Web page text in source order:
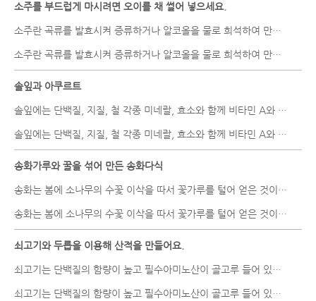
소주를 부드럽게 마시려면 오이를 채 썰어 넣으세요.
소주란 곡류를 발효시켜 증류하거나 알코올을 물로 희석하여 만든 술을..
소주란 곡류를 발효시켜 증류하거나 알코올을 물로 희석하여 만든 술을..
솔잎과 아쿠르트
솔잎에는 단백질, 지질, 철 각종 미네랄, 효소와 함께 비타민 A와 K, C..
솔잎에는 단백질, 지질, 철 각종 미네랄, 효소와 함께 비타민 A와 K, C..
송화가루와 꿀을 섞어 만든 송화다식
송화는 봄에 소나무의 수꽃 이삭을 따서 꽃가루를 털어 얻은 것이다. ..
송화는 봄에 소나무의 수꽃 이삭을 따서 꽃가루를 털어 얻은 것이다. ..
쇠고기와 두릅을 이용해 산적을 만들어요.
쇠고기는 단백질의 함량이 높고 필수아미노산이 골고루 들어 있어 영양..
쇠고기는 단백질의 함량이 높고 필수아미노산이 골고루 들어 있어 영양..